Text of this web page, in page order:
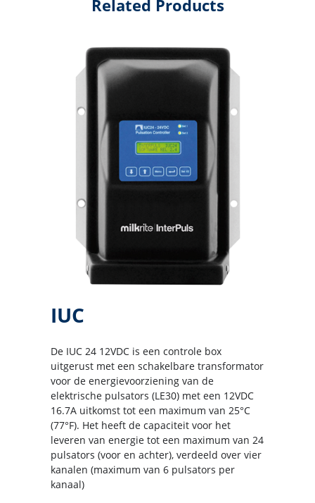
Related Products
IUC
De IUC 24 12VDC is een controle box
uitgerust met een schakelbare transformator
voor de energievoorziening van de
elektrische pulsators (LE30) met een 12VDC
16.7A uitkomst tot een maximum van 25°C
(77°F). Het heeft de capaciteit voor het
leveren van energie tot een maximum van 24
pulsators (voor en achter), verdeeld over vier
kanalen (maximum van 6 pulsators per
kanaal)